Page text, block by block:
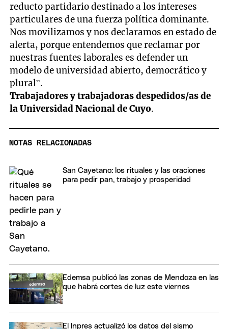
reducto partidario destinado a los intereses
particulares de una fuerza política dominante.
Nos movilizamos y nos declaramos en estado de
alerta, porque entendemos que reclamar por
nuestras fuentes laborales es defender un
modelo de universidad abierto, democrático y
plural”.
Trabajadores y trabajadoras despedidos/as de
la Universidad Nacional de Cuyo.
NOTAS RELACIONADAS
San Cayetano: los rituales y las oraciones
para pedir pan, trabajo y prosperidad
Edemsa publicó las zonas de Mendoza en las
que habrá cortes de luz este viernes
El Inpres actualizó los datos del sismo